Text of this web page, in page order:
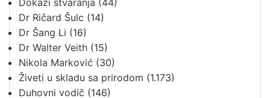
Dokazi stvaranja (44)
Dr Ričard Šulc (14)
Dr Šang Li (16)
Dr Walter Veith (15)
Nikola Marković (30)
Živeti u skladu sa prirodom (1.173)
Duhovni vodič (146)